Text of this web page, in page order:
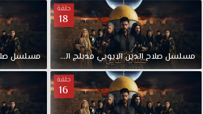
حلقة
18
مسلسل صلاحالدينالايوبي مدبلجالحلقة 18مسلسل
حلقة
16